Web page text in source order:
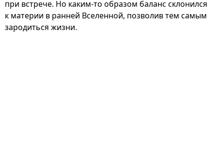
при встрече. Но каким-то образом баланс склонился
к материи в ранней Вселенной, позволив тем самым
зародиться жизни.